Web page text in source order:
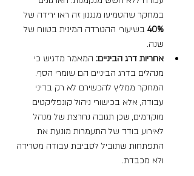
במחקר שהטמיעו מנגנון זה ראו ירידה של
40% בשיעורי ההטרדה המינית בטווח של
שנה.
אחריות דרג הביניים: המאמר מדגיש כי
מנהלים בדרג הביניים הם שומרי הסף.
המחקר ממליץ להכשירם לא רק בדיני
עבודה, אלא בכישורי ניהול קונפליקטים
מוקדמים, שכן תגובה נחרצת של מנהל
לאירוע בודד של התעמרות מונעת את
התפתחות שתוביל לסביבת עבודה מטרידה
ולא מכבדת.